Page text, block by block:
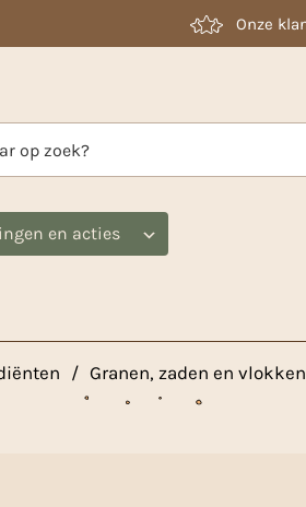
en acties
/ Granen, zaden en vlokken